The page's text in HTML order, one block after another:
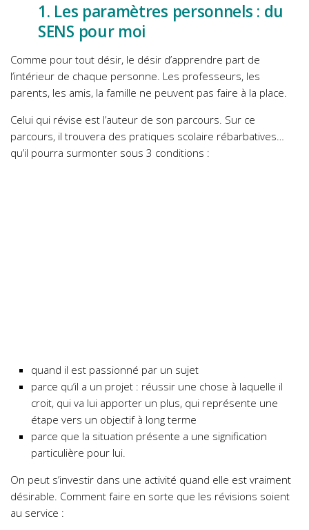
1. Les paramètres personnels : du
SENS pour moi
Comme pour tout désir, le désir d’apprendre part de
l’intérieur de chaque personne. Les professeurs, les
parents, les amis, la famille ne peuvent pas faire à la place.
Celui qui révise est l’auteur de son parcours. Sur ce
parcours, il trouvera des pratiques scolaire rébarbatives…
qu’il pourra surmonter sous 3 conditions :
quand il est passionné par un sujet
parce qu’il a un projet : réussir une chose à laquelle il
croit, qui va lui apporter un plus, qui représente une
étape vers un objectif à long terme
parce que la situation présente a une signification
particulière pour lui.
On peut s’investir dans une activité quand elle est vraiment
désirable. Comment faire en sorte que les révisions soient
au service :